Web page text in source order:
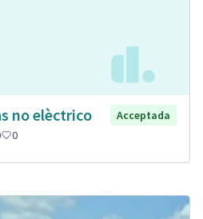
no elèctrico
Acceptada
0